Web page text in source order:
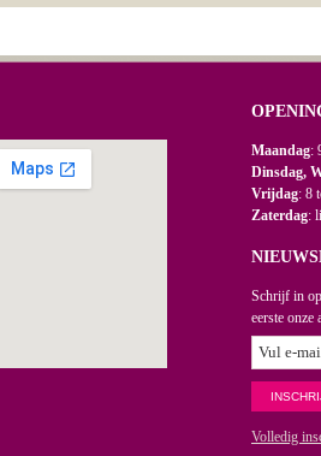
Maandag:
Dinsdag,
Vrijdag: 8
Zaterdag:
Schrijf in
eerste onze
Volledig